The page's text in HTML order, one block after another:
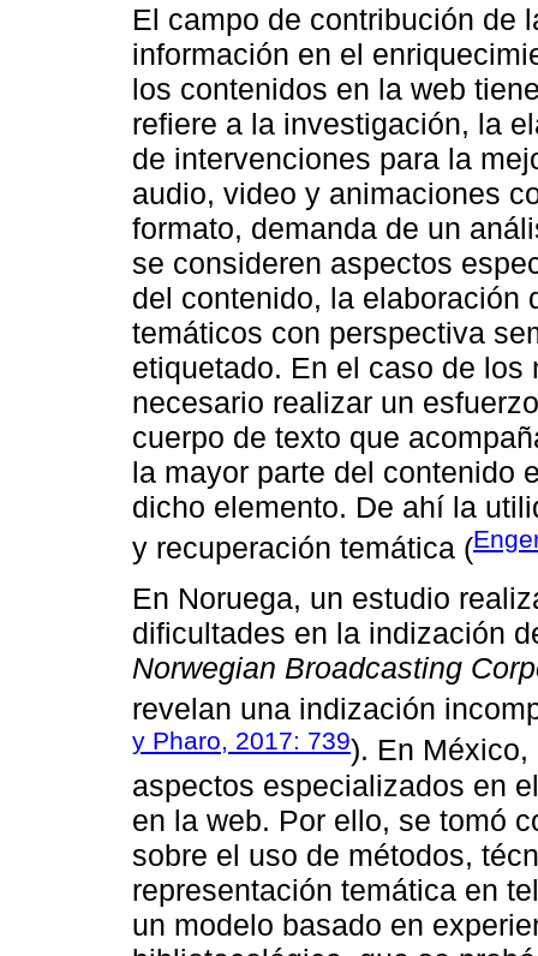
El campo de contribución de
información en el
los contenidos en la web
refiere a la investigación, la
de intervenciones para la
audio, video y animaciones
formato, demanda de un
se consideren aspectos
del contenido, la elaboración
temáticos con perspectiva
etiquetado. En el caso de
necesario realizar un
cuerpo de texto que
la mayor parte del contenido
dicho elemento. De ahí la
y recuperación temática (
En Noruega, un estudio
dificultades en la indización
Norwegian Broadcasting
revelan una indización
y Pharo, 2017: 739). En
aspectos especializados en
en la web. Por ello, se tomó
sobre el uso de métodos,
representación temática en
un modelo basado en